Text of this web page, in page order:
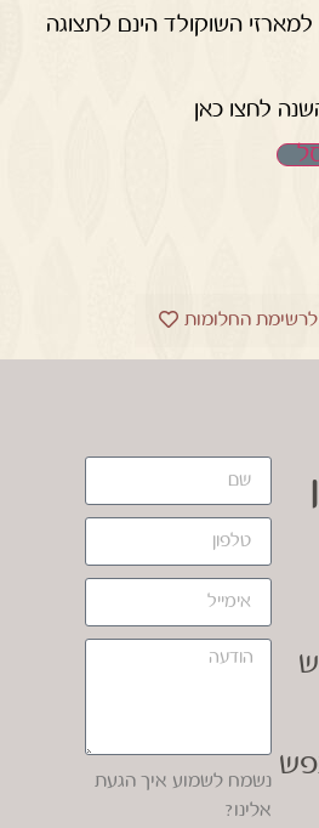
למארזי השוקולד הינם לתצוגה
לחצו כאן
החלומות
נשמח לשמוע איך הגעת
אלינו?